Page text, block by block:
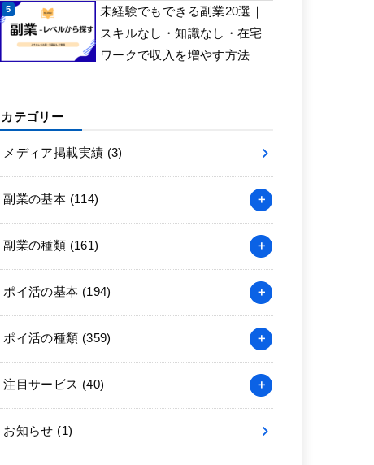
未経験でもできる副業20選｜
スキルなし・知識なし・在宅
ワークで収入を増やす方法
カテゴリー
メディア掲載実績 (3)
副業の基本 (114)
副業の種類 (161)
ポイ活の基本 (194)
ポイ活の種類 (359)
注目サービス (40)
お知らせ (1)